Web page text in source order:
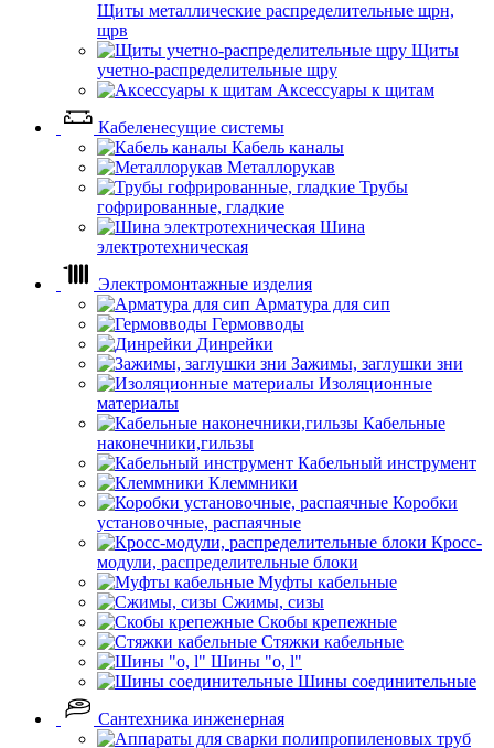
Щиты металлические распределительные щрн,
щрв
Щиты
учетно-распределительные щру
Аксессуары к щитам
Кабеленесущие системы
Кабель каналы
Металлорукав
Трубы
гофрированные, гладкие
Шина
электротехническая
Электромонтажные изделия
Арматура для сип
Гермовводы
Динрейки
Зажимы, заглушки зни
Изоляционные
материалы
Кабельные
наконечники,гильзы
Кабельный инструмент
Клеммники
Коробки
установочные, распаячные
Кросс-
модули, распределительные блоки
Муфты кабельные
Сжимы, сизы
Скобы крепежные
Стяжки кабельные
Шины "o, l"
Шины соединительные
Сантехника инженерная